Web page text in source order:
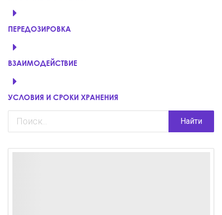
ПЕРЕДОЗИРОВКА
ВЗАИМОДЕЙСТВИЕ
УСЛОВИЯ И СРОКИ ХРАНЕНИЯ
Найти